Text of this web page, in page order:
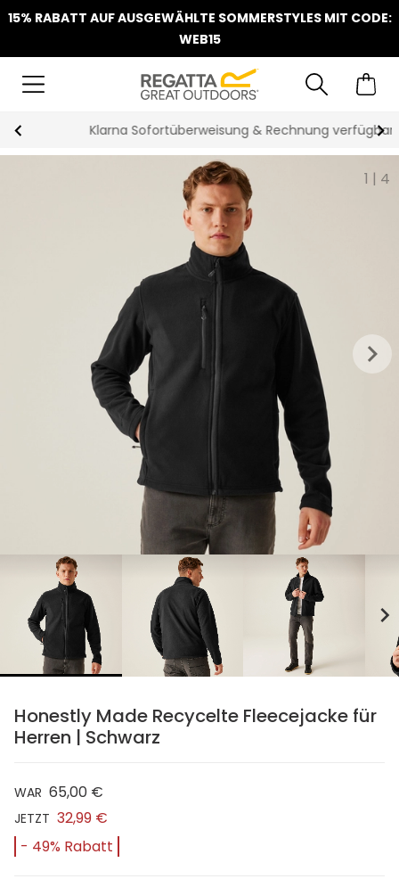
15% RABATT AUF AUSGEWÄHLTE SOMMERSTYLES MIT CODE:
WEB15
Klarna Sofortüberweisung & Rechnung verfügbar
1 | 4
keyboard_arrow_right
chevron_right
Honestly Made Recycelte Fleecejacke für
Herren | Schwarz
WAR 65,00 €
JETZT 32,99 €
- 49% Rabatt